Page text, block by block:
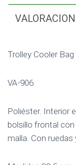
Trolley Cooler
VA-906
Poliéster. Interior
bolsillo frontal
malla. Con